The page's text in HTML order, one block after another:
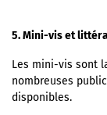
5. Mini-vis et
Les mini-vis sont
nombreuses
disponibles.